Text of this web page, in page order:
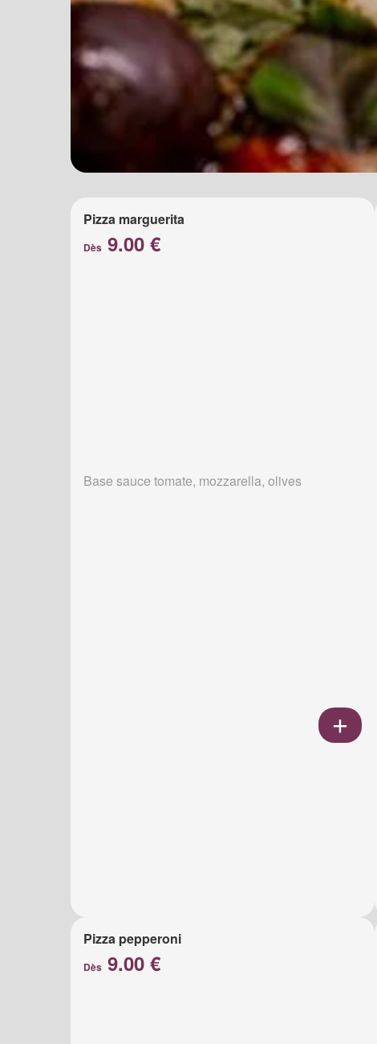
Pizza marguerita
Dès 9.00 €
Base sauce tomate, mozzarella, olives
Pizza pepperoni
Dès 9.00 €